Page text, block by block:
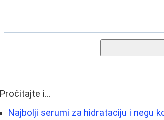
Pročitajte i...
Najbolji serumi za hidrataciju i negu